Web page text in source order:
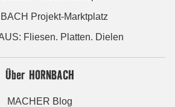
Projekt-Marktplatz
Fliesen. Platten. Dielen
Über HORNBACH
MACHER Blog